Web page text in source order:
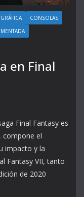
CONSOLAS
en Final
Final Fantasy es
compone el
impacto y la
Fantasy VII, tanto
de 2020